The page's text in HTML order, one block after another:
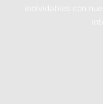
inolvidables con